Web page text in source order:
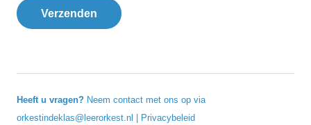
Heeft u vragen? Neem contact met ons op via
orkestindeklas@leerorkest.nl | Privacybeleid